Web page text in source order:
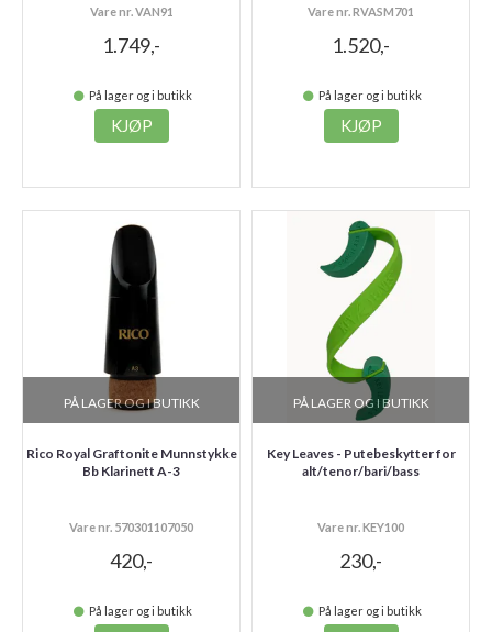
Vare nr. VAN91
1.749,-
På lager og i butikk
KJØP
Vare nr. RVASM701
1.520,-
På lager og i butikk
KJØP
PÅ LAGER OG I BUTIKK
Rico Royal Graftonite Munnstykke
Bb Klarinett A-3
Vare nr. 570301107050
420,-
På lager og i butikk
PÅ LAGER OG I BUTIKK
Key Leaves - Putebeskytter for
alt/tenor/bari/bass
Vare nr. KEY100
230,-
På lager og i butikk